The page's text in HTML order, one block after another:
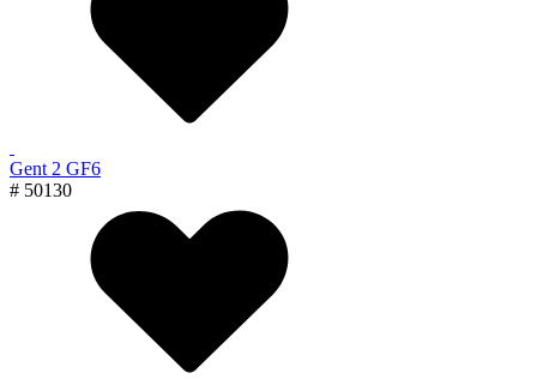
Gent 2 GF6
# 50130